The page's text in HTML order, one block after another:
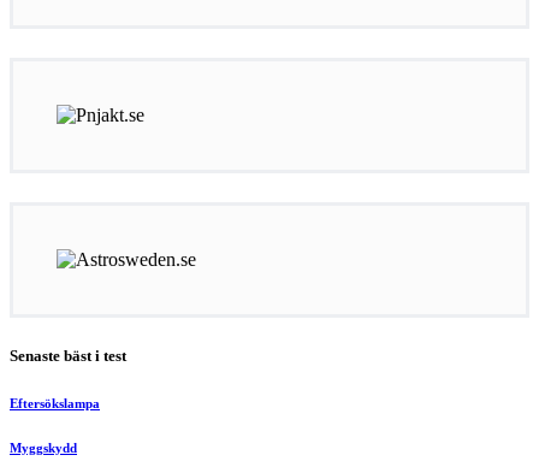
Senaste bäst i test
Eftersökslampa
Myggskydd